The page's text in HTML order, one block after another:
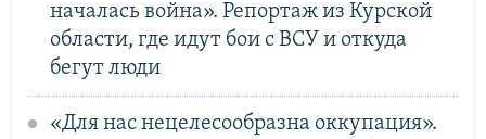
началась война». Репортаж из Курской
области, где идут бои с ВСУ и откуда
бегут люди
«Для нас нецелесообразна оккупация».